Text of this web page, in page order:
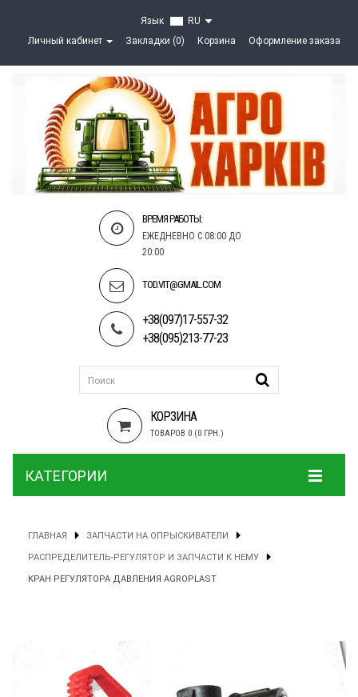
Язык
RU
Личный кабинет
Закладки (0) Корзина Оформление заказа
ВРЕМЯ РАБОТЫ:
ЕЖЕДНЕВНО С 08:00 ДО
20:00
TOD.VIT@GMAIL.COM
+38(097)17-557-32
+38(095)213-77-23
КОРЗИНА
ТОВАРОВ 0 (0 ГРН.)
КАТЕГОРИИ
ГЛАВНАЯ ЗАПЧАСТИ НА ОПРЫСКИВАТЕЛИ
РАСПРЕДЕЛИТЕЛЬ-РЕГУЛЯТОР И ЗАПЧАСТИ К НЕМУ
КРАН РЕГУЛЯТОРА ДАВЛЕНИЯ AGROPLAST